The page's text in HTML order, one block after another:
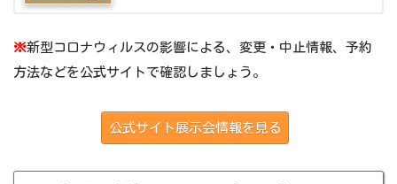
※新型コロナウィルスの影響による、変更・中止情報、予約
方法などを公式サイトで確認しましょう。
公式サイト展示会情報を見る